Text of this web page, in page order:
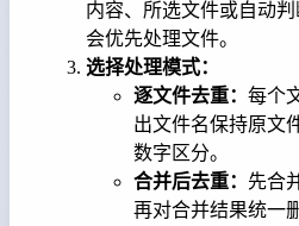
内容、所选文件或自动
会优先处理文件。
选择处理模式：
逐文件去重： 每个
出文件名保持原文
数字区分。
合并后去重： 先合
再对合并结果统一